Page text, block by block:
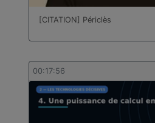
[CITATION] Périclès
00:17:56